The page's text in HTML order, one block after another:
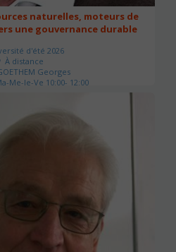
naturelles, moteurs de
une gouvernance durable
d'été 2026
À distance
Georges
Me-Je-Ve 10:00- 12:00